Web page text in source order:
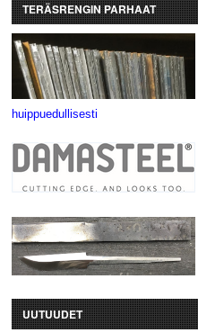
TERÄSRENGIN PARHAAT
huippuedullisesti
UUTUUDET